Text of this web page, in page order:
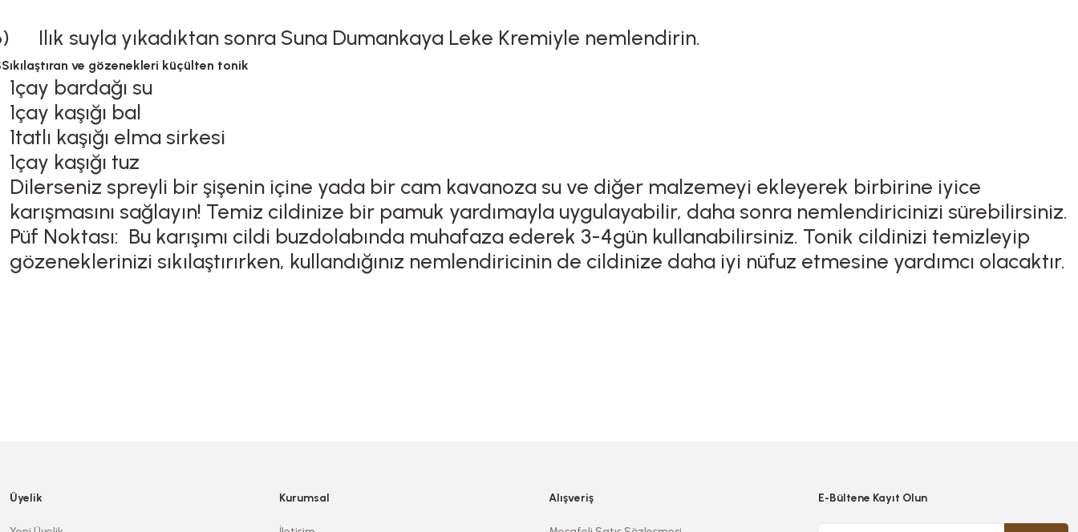
Ilık suyla yıkadıktan sonra Suna Dumankaya Leke Kremiyle nemlendirin.
Sıkılaştıran ve gözenekleri küçülten tonik
1çay bardağı su
1çay kaşığı bal
1tatlı kaşığı elma sirkesi
1çay kaşığı tuz
Dilerseniz spreyli bir şişenin içine yada bir cam kavanoza su ve diğer malzemeyi ekleyerek birbirine iyice
karışmasını sağlayın! Temiz cildinize bir pamuk yardımayla uygulayabilir, daha sonra nemlendiricinizi sürebilirsiniz.
Püf Noktası: Bu karışımı cildi buzdolabında muhafaza ederek 3-4gün kullanabilirsiniz. Tonik cildinizi temizleyip
gözeneklerinizi sıkılaştırırken, kullandığınız nemlendiricinin de cildinize daha iyi nüfuz etmesine yardımcı olacaktır.
Üyelik Kurumsal Alışveriş E-Bültene Kayıt Olun